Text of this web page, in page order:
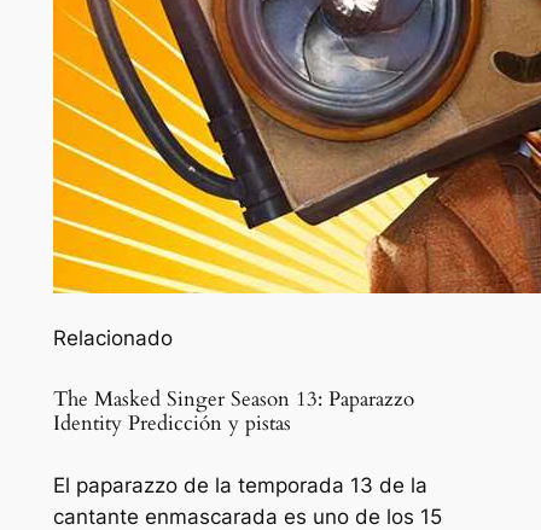
Relacionado
The Masked Singer Season 13: Paparazzo
Identity Predicción y pistas
El paparazzo de la temporada 13 de la
cantante enmascarada es uno de los 15